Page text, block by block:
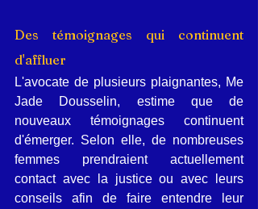
Des témoignages qui continuent
d'affluer
L'avocate de plusieurs plaignantes, Me
Jade Dousselin, estime que de
nouveaux témoignages continuent
d'émerger. Selon elle, de nombreuses
femmes prendraient actuellement
contact avec la justice ou avec leurs
conseils afin de faire entendre leur